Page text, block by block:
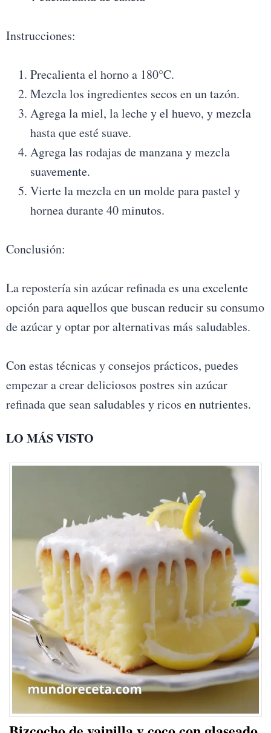
Instrucciones:
Precalienta el horno a 180°C.
Mezcla los ingredientes secos en un tazón.
Agrega la miel, la leche y el huevo, y mezcla
hasta que esté suave.
Agrega las rodajas de manzana y mezcla
suavemente.
Vierte la mezcla en un molde para pastel y
hornea durante 40 minutos.
Conclusión:
La repostería sin azúcar refinada es una excelente
opción para aquellos que buscan reducir su consumo
de azúcar y optar por alternativas más saludables.
Con estas técnicas y consejos prácticos, puedes
empezar a crear deliciosos postres sin azúcar
refinada que sean saludables y ricos en nutrientes.
LO MÁS VISTO